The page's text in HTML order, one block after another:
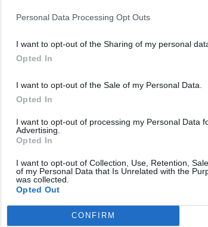
Personal Data Processing Opt Outs
I want to opt-out of the Sharing of my personal
Opted In
I want to opt-out of the Sale of my Personal Data.
Opted In
I want to opt-out of processing my Personal Data
Advertising.
Opted In
I want to opt-out of Collection, Use, Retention,
of my Personal Data that Is Unrelated with the
was collected.
Opted Out
CONFIRM